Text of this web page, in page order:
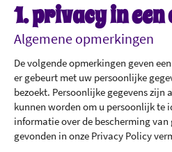
1. privacy in een
Algemene opmerkingen
De volgende opmerkingen geven
er gebeurt met uw persoonlijke
bezoekt. Persoonlijke gegevens zijn
kunnen worden om u persoonlijk te
informatie over de bescherming van
gevonden in onze Privacy Policy